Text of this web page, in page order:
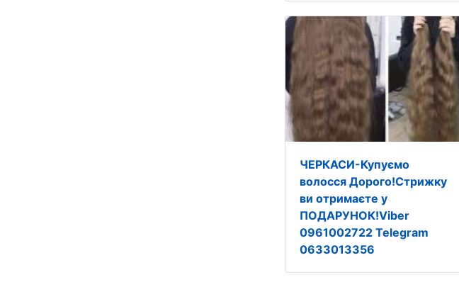
ЧЕРКАСИ-Купуємо
волосся Дорого!Стрижку
ви отримаєте у
ПОДАРУНОК!Viber
0961002722 Telegram
0633013356